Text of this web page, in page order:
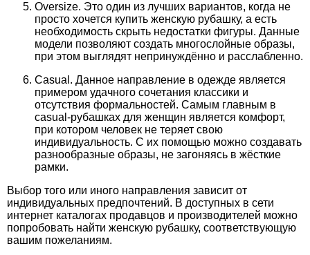
Oversize. Это один из лучших вариантов, когда не
просто хочется купить женскую рубашку, а есть
необходимость скрыть недостатки фигуры. Данные
модели позволяют создать многослойные образы,
при этом выглядят непринуждённо и расслабленно.
Casual. Данное направление в одежде является
примером удачного сочетания классики и
отсутствия формальностей. Самым главным в
casual-рубашках для женщин является комфорт,
при котором человек не теряет свою
индивидуальность. С их помощью можно создавать
разнообразные образы, не загоняясь в жёсткие
рамки.
Выбор того или иного направления зависит от
индивидуальных предпочтений. В доступных в сети
интернет каталогах продавцов и производителей можно
попробовать найти женскую рубашку, соответствующую
вашим пожеланиям.